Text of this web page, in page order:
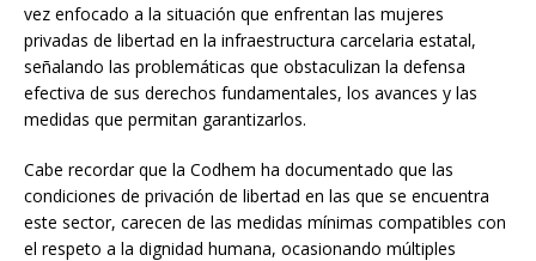
vez enfocado a la situación que enfrentan las mujeres
privadas de libertad en la infraestructura carcelaria estatal,
señalando las problemáticas que obstaculizan la defensa
efectiva de sus derechos fundamentales, los avances y las
medidas que permitan garantizarlos.
Cabe recordar que la Codhem ha documentado que las
condiciones de privación de libertad en las que se encuentra
este sector, carecen de las medidas mínimas compatibles con
el respeto a la dignidad humana, ocasionando múltiples